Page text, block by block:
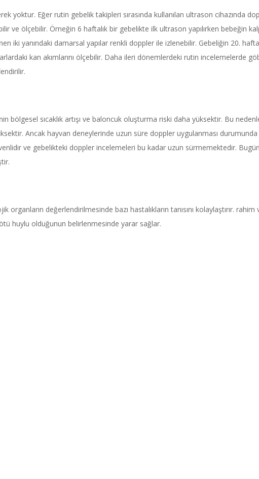
yoktur. Eğer rutin gebelik takipleri sırasında kullanılan ultrason cihazında
ve ölçebilir. Örneğin 6 haftalık bir gebelikte ilk ultrason yapılırken bebeğin
iki yanındaki damarsal yapılar renkli doppler ile izlenebilir. Gebeliğin 20.
kan akımlarını ölçebilir. Daha ileri dönemlerdeki rutin incelemelerde
bölgesel sıcaklık artışı ve baloncuk oluşturma riski daha yüksektir. Bu
Ancak hayvan deneylerinde uzun süre doppler uygulanması durumunda
ve gebelikteki doppler incelemeleri bu kadar uzun sürmemektedir.
organların değerlendirilmesinde bazı hastalıkların tanısını kolaylaştırır.
huylu olduğunun belirlenmesinde yarar sağlar.